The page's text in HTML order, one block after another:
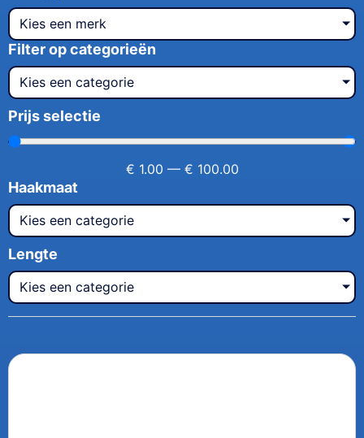
Kies een merk
Filter op categorieën
Kies een categorie
Prijs selectie
€ 1.00 — € 100.00
Haakmaat
Kies een categorie
Lengte
Kies een categorie